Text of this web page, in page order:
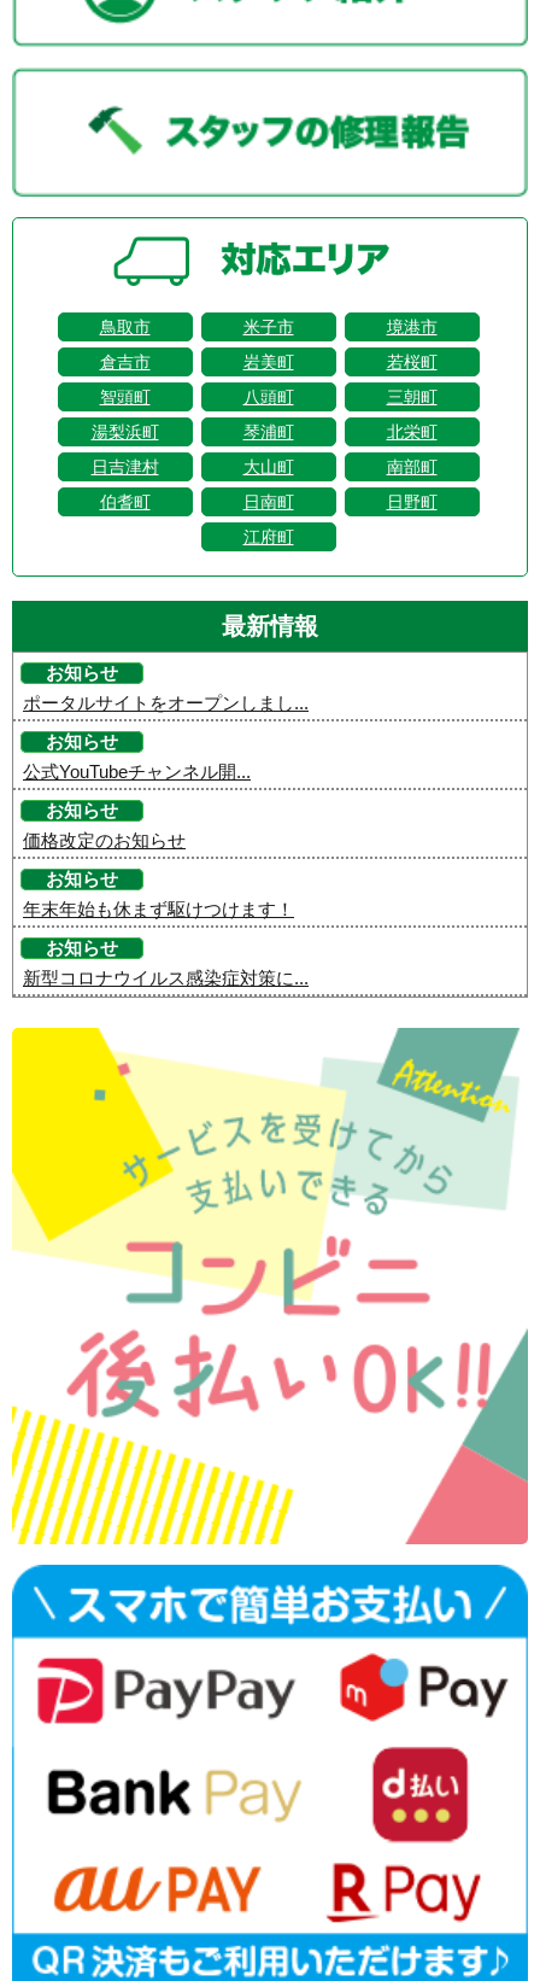
鳥取市 米子市
境港市
倉吉市
岩美町
若桜町
智頭町
八頭町
三朝町
湯梨浜町
琴浦町
北栄町
日吉津村
大山町
南部町
伯耆町
日南町
日野町
江府町
最新情報
お知らせ
ポータルサイトをオープンしまし...
お知らせ
公式YouTubeチャンネル開...
お知らせ
価格改定のお知らせ
お知らせ
年末年始も休まず駆けつけます！
お知らせ
新型コロナウイルス感染症対策に...